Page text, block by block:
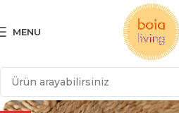
MENU